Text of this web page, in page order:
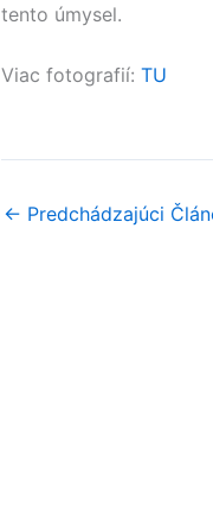
tento úmysel.
Viac fotografií: TU
← Predchádzajúci